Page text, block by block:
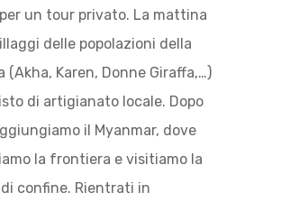
un tour privato. La mattina
delle popolazioni della
(Akha, Karen, Donne Giraffa,…)
di artigianato locale. Dopo
il Myanmar, dove
la frontiera e visitiamo la
confine. Rientrati in